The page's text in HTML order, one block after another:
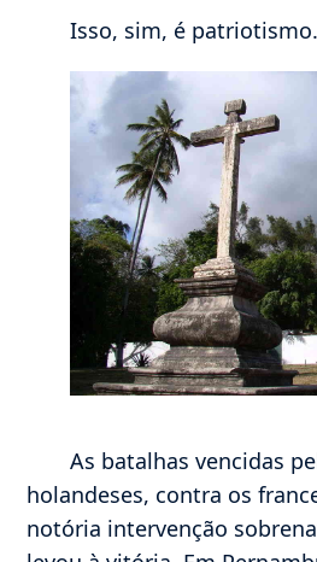
Isso, sim, é patriotismo.
As batalhas vencidas
holandeses, contra os
notória intervenção